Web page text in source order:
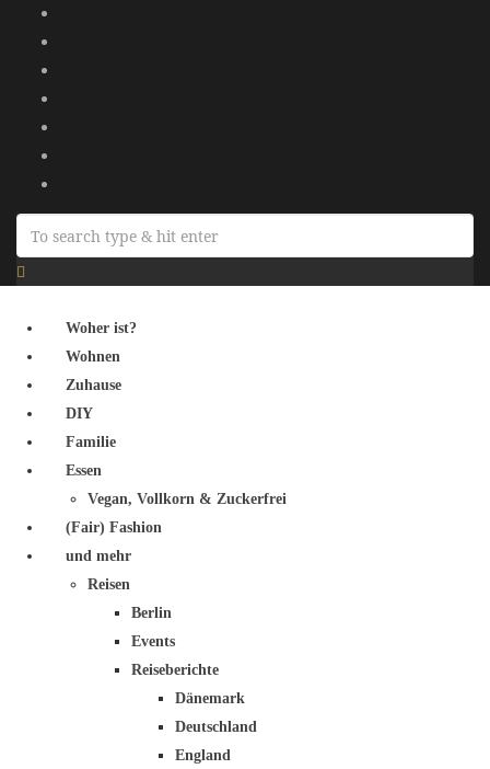
Woher ist?
Wohnen
Zuhause
DIY
Familie
Essen
Vegan, Vollkorn & Zuckerfrei
(Fair) Fashion
und mehr
Reisen
Berlin
Events
Reiseberichte
Dänemark
Deutschland
England